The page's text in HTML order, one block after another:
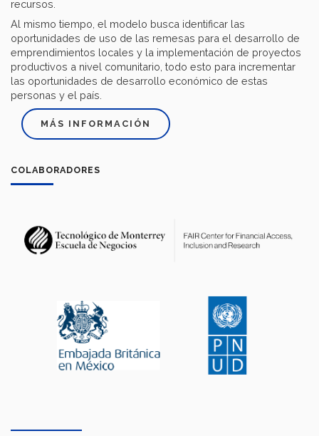
recursos.
Al mismo tiempo, el modelo busca identificar las
oportunidades de uso de las remesas para el desarrollo de
emprendimientos locales y la implementación de proyectos
productivos a nivel comunitario, todo esto para incrementar
las oportunidades de desarrollo económico de estas
personas y el país.
MÁS INFORMACIÓN
COLABORADORES